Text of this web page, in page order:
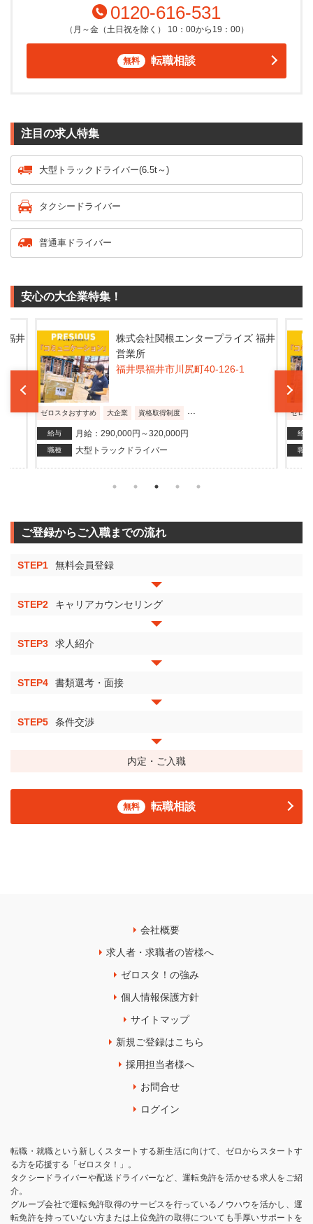
0120-616-531
（月～金（土日祝を除く） 10：00から19：00）
無料 転職相談
注目の求人特集
大型トラックドライバー(6.5t～)
タクシードライバー
普通車ドライバー
安心の大企業特集！
福井
株式会社関根エンタープライズ 福井
営業所
福井県福井市川尻町40-126-1
ゼロスタおすすめ 大企業 資格取得制度
給与 月給：290,000円～320,000円
職種 大型トラックドライバー
ゼロス
給与
職種
ご登録からご入職までの流れ
STEP1 無料会員登録
STEP2 キャリアカウンセリング
STEP3 求人紹介
STEP4 書類選考・面接
STEP5 条件交渉
内定・ご入職
無料 転職相談
会社概要
求人者・求職者の皆様へ
ゼロスタ！の強み
個人情報保護方針
サイトマップ
新規ご登録はこちら
採用担当者様へ
お問合せ
ログイン
転職・就職という新しくスタートする新生活に向けて、ゼロからスタートす
る方を応援する「ゼロスタ！」。
タクシードライバーや配送ドライバーなど、運転免許を活かせる求人をご紹
介。
グループ会社で運転免許取得のサービスを行っているノウハウを活かし、運
転免許を持っていない方または上位免許の取得についても手厚いサポートを